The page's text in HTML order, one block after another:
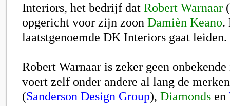
Interiors, het bedrijf dat Robert Warnaar
opgericht voor zijn zoon Damièn Keano.
laatstgenoemde DK Interiors gaat leiden.
Robert Warnaar is zeker geen
voert zelf onder andere al lang de
(Sanderson Design Group), Diamonds en